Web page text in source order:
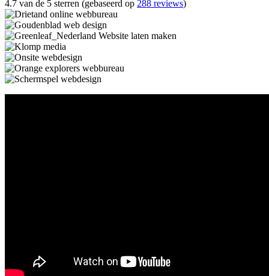
4.7 van de 5 sterren (gebaseerd op 288 reviews)